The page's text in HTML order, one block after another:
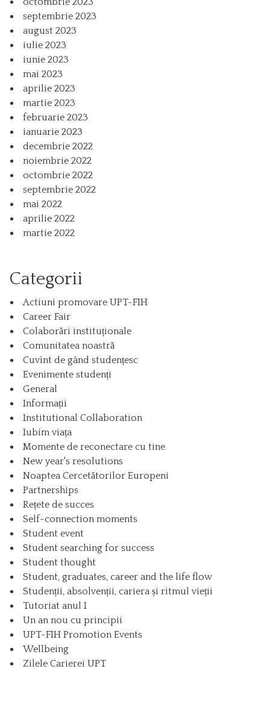
septembrie 2023
august 2023
iulie 2023
iunie 2023
mai 2023
aprilie 2023
martie 2023
februarie 2023
ianuarie 2023
decembrie 2022
noiembrie 2022
octombrie 2022
septembrie 2022
mai 2022
aprilie 2022
martie 2022
Categorii
Actiuni promovare UPT-FIH
Career Fair
Colaborări instituționale
Comunitatea noastră
Cuvînt de gând studențesc
Evenimente studenți
General
Informații
Institutional Collaboration
Iubim viața
Momente de reconectare cu tine
New year's resolutions
Noaptea Cercetătorilor Europeni
Partnerships
Rețete de succes
Self-connection moments
Student event
Student searching for success
Student thought
Student, graduates, career and the life flow
Studenții, absolvenții, cariera și ritmul vieții
Tutoriat anul I
Un an nou cu principii
UPT-FIH Promotion Events
Wellbeing
Zilele Carierei UPT